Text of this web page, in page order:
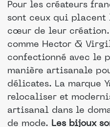
Pour les créateurs
sont ceux qui
cœur de leur création.
comme Hector &
confectionné avec le
manière artisanale
délicates. La marque
relocaliser et
artisanal dans le
de mode. Les bijoux